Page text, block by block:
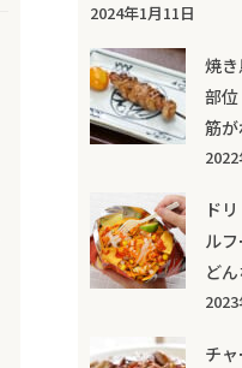
2024年1月11日
焼
部
筋が
ド
ル
ど
チ